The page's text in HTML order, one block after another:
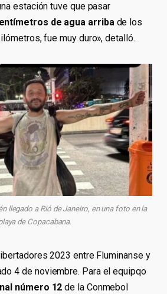
estación tuve que pasar
de agua arribade los
fue muy duro», detalló.
llegado a Rió de Janeiro, en una foto en la
de Copacabana.
2023 entre Fluminanse y
4 de noviembre. Para el equipqo
número 12de la Conmebol